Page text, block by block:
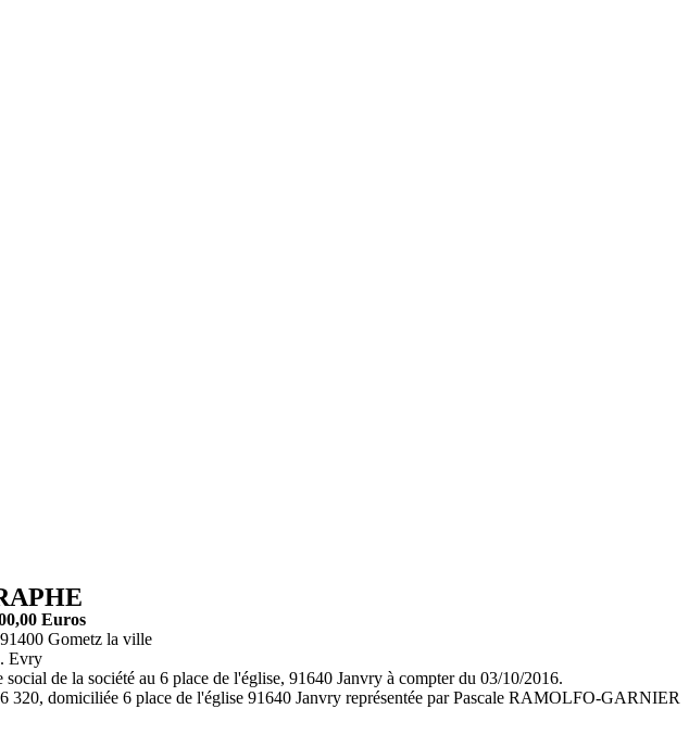
Euros
Gometz la ville
Evry
de la société au 6 place de l'église, 91640 Janvry à compter du 03/10/2016.
domiciliée 6 place de l'église 91640 Janvry représentée par Pascale RAMOLFO-GARNIER